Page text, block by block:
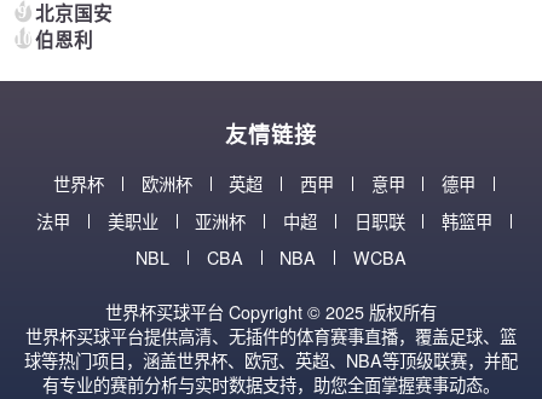
9 北京国安
10伯恩利
友情链接
世界杯 欧洲杯 英超 西甲 意甲
德甲
法甲
美职业 亚洲杯 中超 日职联
韩篮甲
NBL
CBA NBA WCBA
世界杯买球平台 Copyright © 2025 版权所有
世界杯买球平台提供高清、无插件的体育赛事直播，覆盖足球、篮
球等热门项目，涵盖世界杯、欧冠、英超、NBA等顶级联赛，并配
有专业的赛前分析与实时数据支持，助您全面掌握赛事动态。